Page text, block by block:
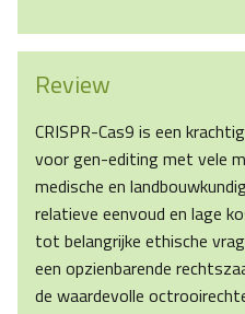
Review
CRISPR-Cas9 is een
voor gen-editing met vele
medische en
relatieve eenvoud en lage
tot belangrijke ethische
een opzienbarende
de waardevolle